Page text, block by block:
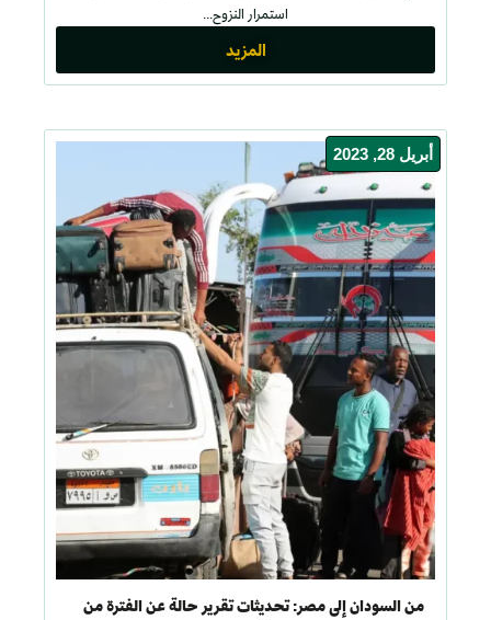
استمرار النزوح...
المزيد
أبريل 28, 2023
من السودان إلى مصر: تحديثات تقرير حالة عن الفترة من